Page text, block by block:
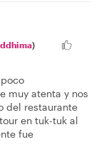
)
muy atenta y nos
del restaurante
en tuk-tuk al
fue